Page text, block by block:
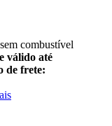
combustível
válido até
de frete: